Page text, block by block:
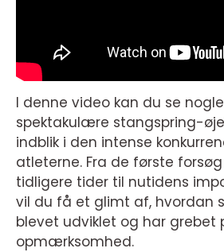
I denne video kan du se
spektakulære stangspring-
indblik i den intense
atleterne. Fra de første
tidligere tider til nutidens
vil du få et glimt af, hvordan
blevet udviklet og har grebet
opmærksomhed.